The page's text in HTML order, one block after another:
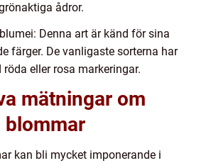
ådror.
Denna art är känd för sina
färger. De vanligaste sorterna har
eller rosa markeringar.
mätningar om
blommar
kan bli mycket imponerande i